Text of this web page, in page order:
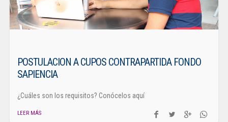
POSTULACION A CUPOS CONTRAPARTIDA FONDO
SAPIENCIA
¿Cuáles son los requisitos? Conócelos aquí
LEER MÁS